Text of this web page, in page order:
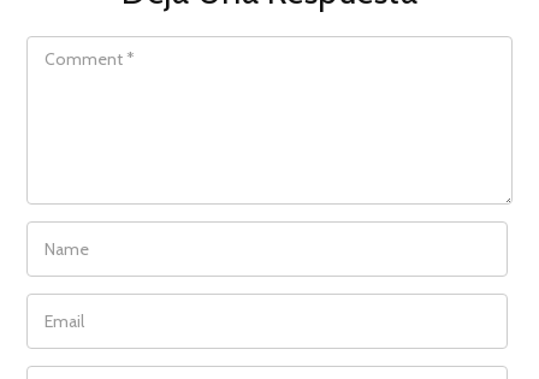
COMMENT
NAME
EMAIL
WEBSITE